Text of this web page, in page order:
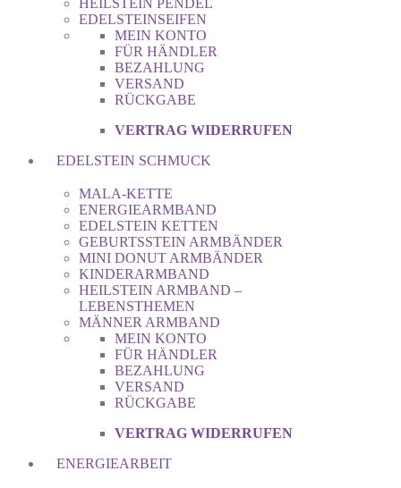
HEILSTEIN PENDEL
EDELSTEINSEIFEN
MEIN KONTO
FÜR HÄNDLER
BEZAHLUNG
VERSAND
RÜCKGABE
VERTRAG WIDERRUFEN
EDELSTEIN SCHMUCK
MALA-KETTE
ENERGIEARMBAND
EDELSTEIN KETTEN
GEBURTSSTEIN ARMBÄNDER
MINI DONUT ARMBÄNDER
KINDERARMBAND
HEILSTEIN ARMBAND –
LEBENSTHEMEN
MÄNNER ARMBAND
MEIN KONTO
FÜR HÄNDLER
BEZAHLUNG
VERSAND
RÜCKGABE
VERTRAG WIDERRUFEN
ENERGIEARBEIT